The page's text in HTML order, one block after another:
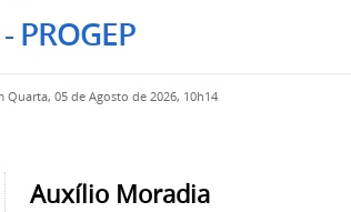
PROGEP
Quarta, 05 de Agosto de 2026, 10h14
Auxílio Moradia